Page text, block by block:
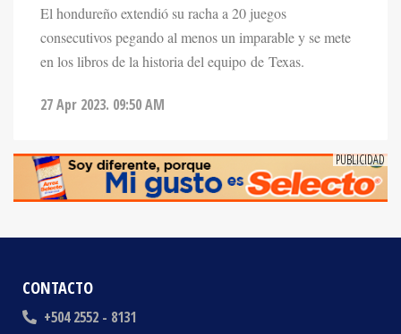
consecutivos pegando al menos un imparable y se mete
en los libros de la historia del equipo de Texas.
CONTACTO
+504 2552 - 8131